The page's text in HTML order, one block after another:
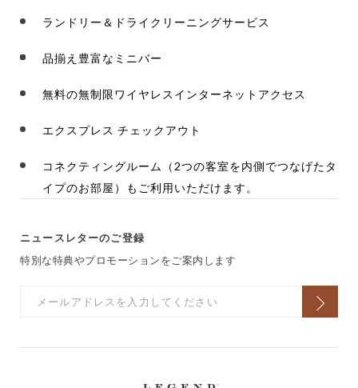
ランドリー＆ドライクリーニングサービス
品揃え豊富なミニバー
無料の無制限ワイヤレスインターネットアクセス
エクスプレス チェックアウト
コネクティングルーム（2つの客室を内側でつなげたタ
イプのお部屋）もご利用いただけます。
ニュースレターのご登録
特別な特典やプロモーションをご案内します